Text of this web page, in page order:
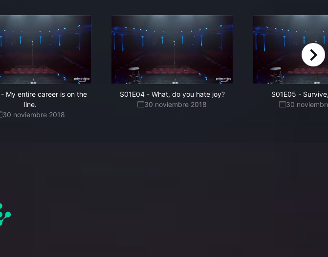
- My entire career is on the
line.
30 noviembre 2018
S01E04- What, do you hate joy?
30 noviembre 2018
S01E05 -
30
right